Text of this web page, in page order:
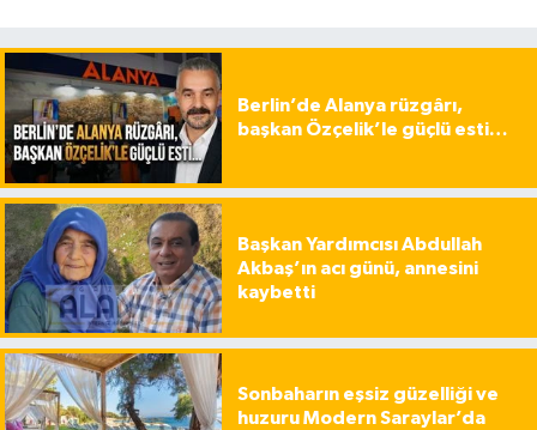
Berlin’de Alanya rüzgârı,
başkan Özçelik’le güçlü esti…
Başkan Yardımcısı Abdullah
Akbaş’ın acı günü, annesini
kaybetti
Sonbaharın eşsiz güzelliği ve
huzuru Modern Saraylar’da